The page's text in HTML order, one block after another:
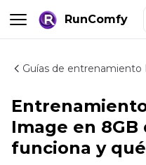
RunComfy
Guías de entrenamiento
Image en 8GB
funciona y